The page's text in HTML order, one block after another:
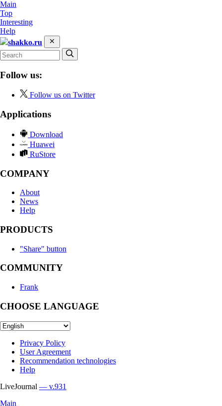
Main
Top
Interesting
Help
shakko.ru
Follow us:
Follow us on Twitter
Applications
Download
Huawei
RuStore
COMPANY
About
News
Help
PRODUCTS
"Share" button
COMMUNITY
Frank
CHOOSE LANGUAGE
Privacy Policy
User Agreement
Recommendation technologies
Help
LiveJournal — v.931
Main